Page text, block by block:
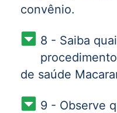
convênio.
8 - Saiba
de saúde
9 - Observe